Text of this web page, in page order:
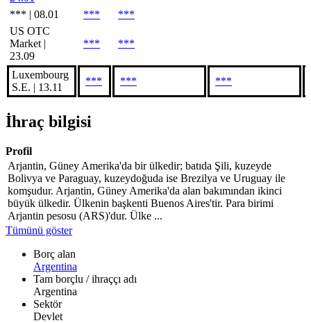
*** | 08.01
*** ***
US OTC
Market |
23.09
*** ***
Luxembourg
S.E. | 13.11
*** *** ***
İhraç bilgisi
Profil
Arjantin, Güney Amerika'da bir ülkedir; batıda Şili, kuzeyde
Bolivya ve Paraguay, kuzeydoğuda ise Brezilya ve Uruguay ile
komşudur. Arjantin, Güney Amerika'da alan bakımından ikinci
büyük ülkedir. Ülkenin başkenti Buenos Aires'tir. Para birimi
Arjantin pesosu (ARS)'dur. Ülke ...
Tümünü göster
Borç alan
Argentina
Tam borçlu / ihraççı adı
Argentina
Sektör
Devlet